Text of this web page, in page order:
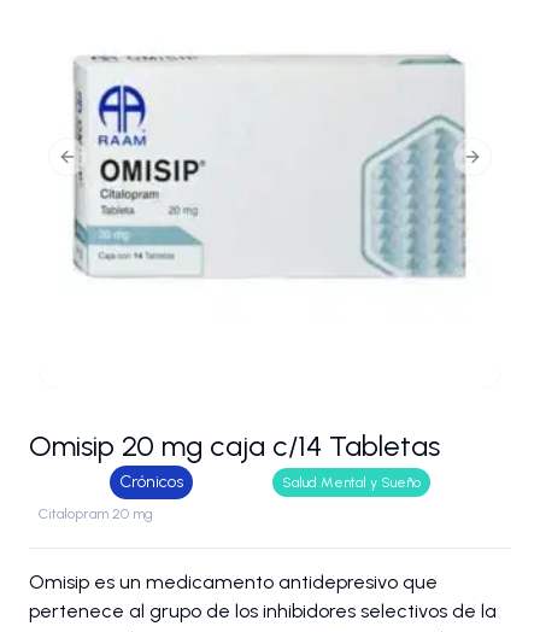
Previous slide Next
Omisip 20 mg caja c/14 Tabletas
Crónicos
Salud Mental y Sueño
Citalopram 20 mg
Omisip es un medicamento antidepresivo que
pertenece al grupo de los inhibidores selectivos de la